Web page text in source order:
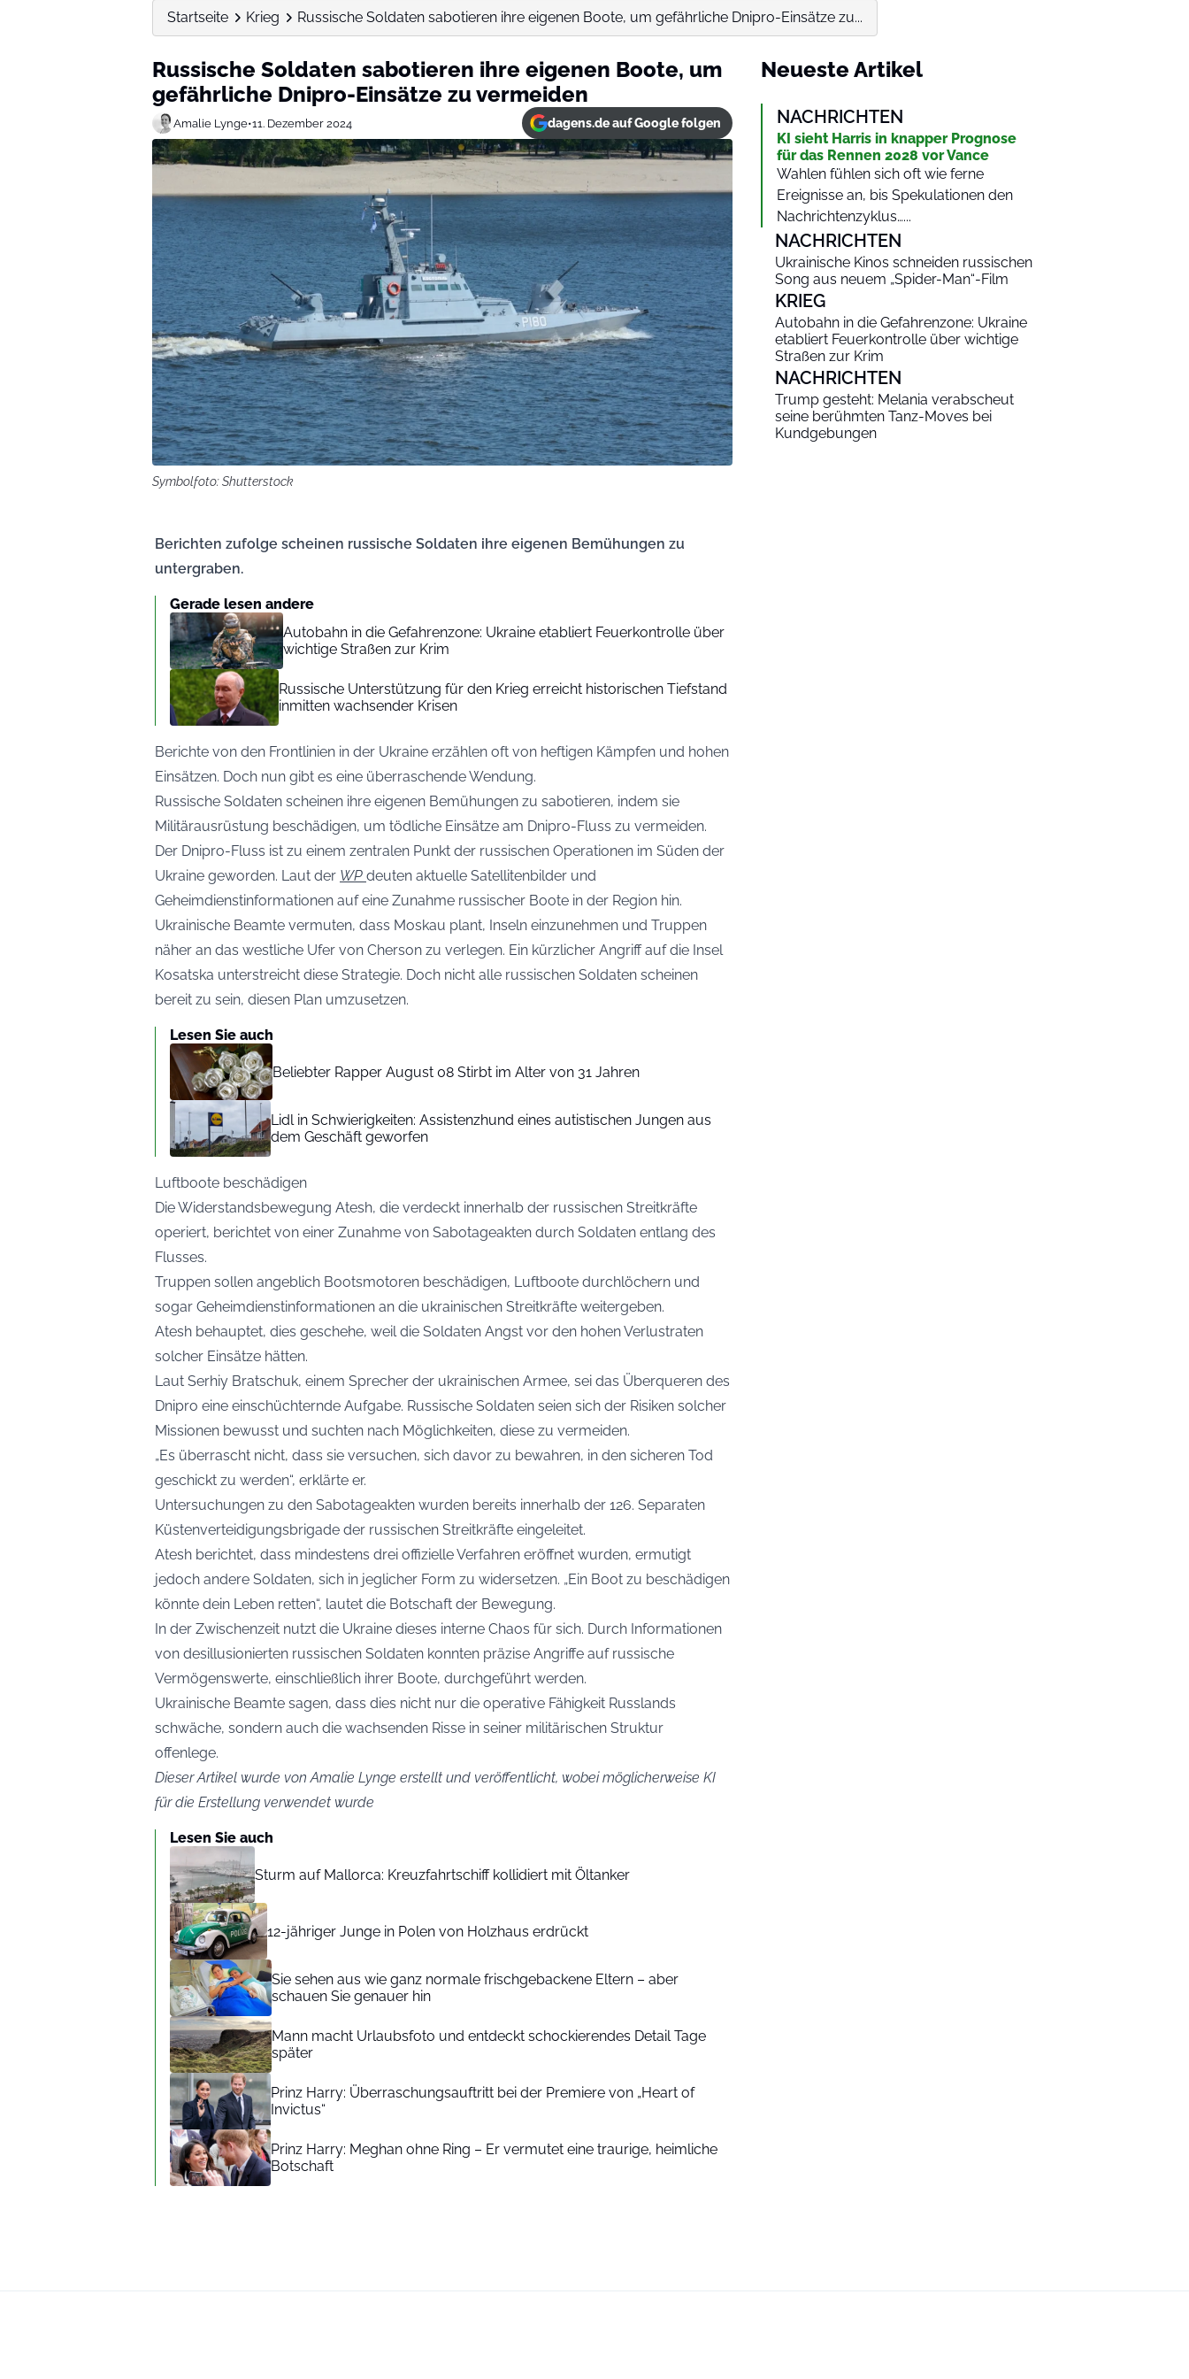
Startseite Krieg Russische Soldaten sabotieren ihre eigenen Boote, um gefährliche Dnipro-Einsätze zu...
Russische Soldaten sabotieren ihre eigenen Boote, um
gefährliche Dnipro-Einsätze zu vermeiden
Amalie Lynge•11. Dezember 2024 dagens.de auf Google folgen
Symbolfoto: Shutterstock
Berichten zufolge scheinen russische Soldaten ihre eigenen Bemühungen zu
untergraben.
Gerade lesen andere
Autobahn in die Gefahrenzone: Ukraine etabliert Feuerkontrolle über
wichtige Straßen zur Krim
Russische Unterstützung für den Krieg erreicht historischen Tiefstand
inmitten wachsender Krisen
Berichte von den Frontlinien in der Ukraine erzählen oft von heftigen Kämpfen und hohen
Einsätzen. Doch nun gibt es eine überraschende Wendung.
Russische Soldaten scheinen ihre eigenen Bemühungen zu sabotieren, indem sie
Militärausrüstung beschädigen, um tödliche Einsätze am Dnipro-Fluss zu vermeiden.
Der Dnipro-Fluss ist zu einem zentralen Punkt der russischen Operationen im Süden der
Ukraine geworden. Laut der WP deuten aktuelle Satellitenbilder und
Geheimdienstinformationen auf eine Zunahme russischer Boote in der Region hin.
Ukrainische Beamte vermuten, dass Moskau plant, Inseln einzunehmen und Truppen
näher an das westliche Ufer von Cherson zu verlegen. Ein kürzlicher Angriff auf die Insel
Kosatska unterstreicht diese Strategie. Doch nicht alle russischen Soldaten scheinen
bereit zu sein, diesen Plan umzusetzen.
Lesen Sie auch
Beliebter Rapper August 08 Stirbt im Alter von 31 Jahren
Lidl in Schwierigkeiten: Assistenzhund eines autistischen Jungen aus
dem Geschäft geworfen
Luftboote beschädigen
Die Widerstandsbewegung Atesh, die verdeckt innerhalb der russischen Streitkräfte
operiert, berichtet von einer Zunahme von Sabotageakten durch Soldaten entlang des
Flusses.
Truppen sollen angeblich Bootsmotoren beschädigen, Luftboote durchlöchern und
sogar Geheimdienstinformationen an die ukrainischen Streitkräfte weitergeben.
Atesh behauptet, dies geschehe, weil die Soldaten Angst vor den hohen Verlustraten
solcher Einsätze hätten.
Laut Serhiy Bratschuk, einem Sprecher der ukrainischen Armee, sei das Überqueren des
Dnipro eine einschüchternde Aufgabe. Russische Soldaten seien sich der Risiken solcher
Missionen bewusst und suchten nach Möglichkeiten, diese zu vermeiden.
„Es überrascht nicht, dass sie versuchen, sich davor zu bewahren, in den sicheren Tod
geschickt zu werden“, erklärte er.
Untersuchungen zu den Sabotageakten wurden bereits innerhalb der 126. Separaten
Küstenverteidigungsbrigade der russischen Streitkräfte eingeleitet.
Atesh berichtet, dass mindestens drei offizielle Verfahren eröffnet wurden, ermutigt
jedoch andere Soldaten, sich in jeglicher Form zu widersetzen. „Ein Boot zu beschädigen
könnte dein Leben retten“, lautet die Botschaft der Bewegung.
In der Zwischenzeit nutzt die Ukraine dieses interne Chaos für sich. Durch Informationen
von desillusionierten russischen Soldaten konnten präzise Angriffe auf russische
Vermögenswerte, einschließlich ihrer Boote, durchgeführt werden.
Ukrainische Beamte sagen, dass dies nicht nur die operative Fähigkeit Russlands
schwäche, sondern auch die wachsenden Risse in seiner militärischen Struktur
offenlege.
Dieser Artikel wurde von Amalie Lynge erstellt und veröffentlicht, wobei möglicherweise KI
für die Erstellung verwendet wurde
Lesen Sie auch
Sturm auf Mallorca: Kreuzfahrtschiff kollidiert mit Öltanker
12-jähriger Junge in Polen von Holzhaus erdrückt
Sie sehen aus wie ganz normale frischgebackene Eltern – aber
schauen Sie genauer hin
Mann macht Urlaubsfoto und entdeckt schockierendes Detail Tage
später
Prinz Harry: Überraschungsauftritt bei der Premiere von „Heart of
Invictus“
Prinz Harry: Meghan ohne Ring – Er vermutet eine traurige, heimliche
Botschaft
Neueste Artikel
NACHRICHTEN
KI sieht Harris in knapper Prognose
für das Rennen 2028 vor Vance
Wahlen fühlen sich oft wie ferne
Ereignisse an, bis Spekulationen den
Nachrichtenzyklus…...
NACHRICHTEN
Ukrainische Kinos schneiden russischen
Song aus neuem „Spider-Man“-Film
KRIEG
Autobahn in die Gefahrenzone: Ukraine
etabliert Feuerkontrolle über wichtige
Straßen zur Krim
NACHRICHTEN
Trump gesteht: Melania verabscheut
seine berühmten Tanz-Moves bei
Kundgebungen